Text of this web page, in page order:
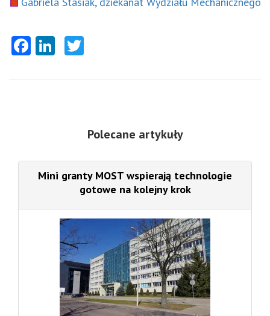
Facebook
LinkedIn
Polecane artykuły
Mini granty MOST wspierają technologie
gotowe na kolejny krok